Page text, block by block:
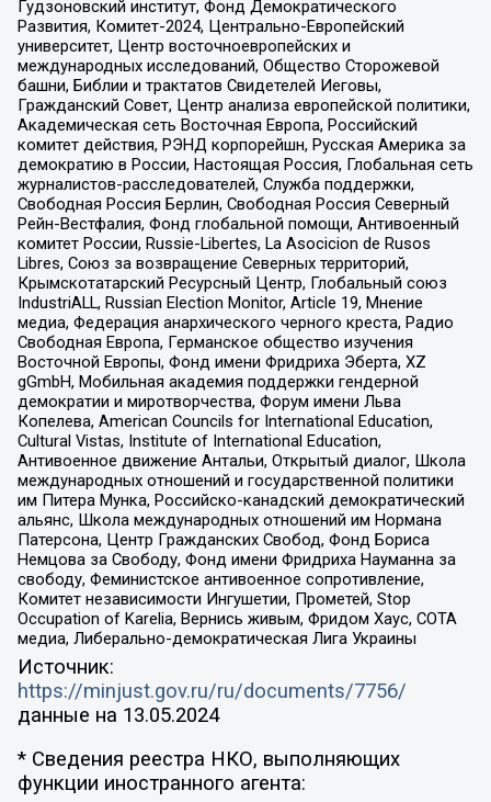
Гудзоновский институт, Фонд Демократического
Развития, Комитет-2024, Центрально-Европейский
университет, Центр восточноевропейских и
международных исследований, Общество Сторожевой
башни, Библии и трактатов Свидетелей Иеговы,
Гражданский Совет, Центр анализа европейской политики,
Академическая сеть Восточная Европа, Российский
комитет действия, РЭНД корпорейшн, Русская Америка за
демократию в России, Настоящая Россия, Глобальная сеть
журналистов-расследователей, Служба поддержки,
Свободная Россия Берлин, Свободная Россия Северный
Рейн-Вестфалия, Фонд глобальной помощи, Антивоенный
комитет России, Russie-Libertes, La Asocicion de Rusos
Libres, Союз за возвращение Северных территорий,
Крымскотатарский Ресурсный Центр, Глобальный союз
IndustriALL, Russian Election Monitor, Article 19, Мнение
медиа, Федерация анархического черного креста, Радио
Свободная Европа, Германское общество изучения
Восточной Европы, Фонд имени Фридриха Эберта, XZ
gGmbH, Мобильная академия поддержки гендерной
демократии и миротворчества, Форум имени Льва
Копелева, American Councils for International Education,
Cultural Vistas, Institute of International Education,
Антивоенное движение Антальи, Открытый диалог, Школа
международных отношений и государственной политики
им Питера Мунка, Российско-канадский демократический
альянс, Школа международных отношений им Нормана
Патерсона, Центр Гражданских Свобод, Фонд Бориса
Немцова за Свободу, Фонд имени Фридриха Науманна за
свободу, Феминистское антивоенное сопротивление,
Комитет независимости Ингушетии, Прометей, Stop
Occupation of Karelia, Вернись живым, Фридом Хаус, СОТА
медиа, Либерально-демократическая Лига Украины
Источник:
https://minjust.gov.ru/ru/documents/7756/
данные на 13.05.2024
* Сведения реестра НКО, выполняющих
функции иностранного агента: